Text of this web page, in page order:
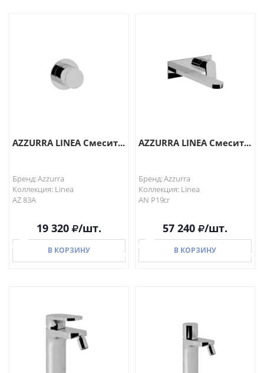
AZZURRA LINEA Смесит...
Бренд: Azzurra
Коллекция: Linea
AZ 83A
19 320 /шт.
В КОРЗИНУ
В КОРЗИНУ
AZZURRA LINEA Смесит...
Бренд: Azzurra
Коллекция: Linea
AN P19cr
57 240 /шт.
В КОРЗИНУ